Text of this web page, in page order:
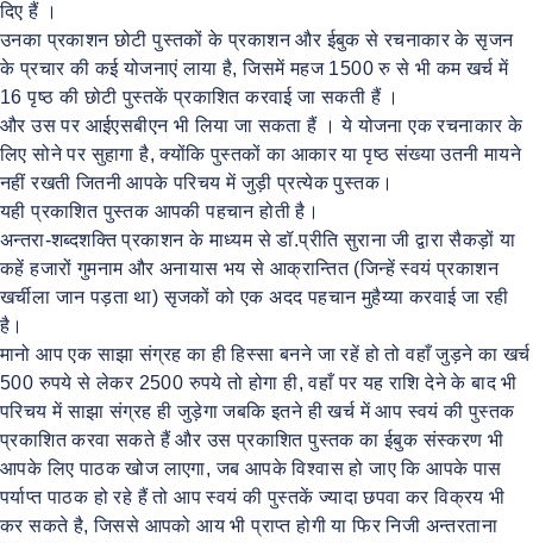
दिए हैं ।
उनका प्रकाशन छोटी पुस्तकों के प्रकाशन और ईबुक से रचनाकार के सृजन
के प्रचार की कई योजनाएं लाया है, जिसमें महज 1500 रु से भी कम खर्च में
16 पृष्ठ की छोटी पुस्तकें प्रकाशित करवाई जा सकती हैं ।
और उस पर आईएसबीएन भी लिया जा सकता हैं । ये योजना एक रचनाकार के
लिए सोने पर सुहागा है, क्योंकि पुस्तकों का आकार या पृष्ठ संख्या उतनी मायने
नहीं रखती जितनी आपके परिचय में जुड़ी प्रत्येक पुस्तक।
यही प्रकाशित पुस्तक आपकी पहचान होती है।
अन्तरा-शब्दशक्ति प्रकाशन के माध्यम से डॉ.प्रीति सुराना जी द्वारा सैकड़ों या
कहें हजारों गुमनाम और अनायास भय से आक्रान्तित (जिन्हें स्वयं प्रकाशन
खर्चीला जान पड़ता था) सृजकों को एक अदद पहचान मुहैय्या करवाई जा रही
है।
मानो आप एक साझा संग्रह का ही हिस्सा बनने जा रहें हो तो वहाँ जुड़ने का खर्च
500 रुपये से लेकर 2500 रुपये तो होगा ही, वहाँ पर यह राशि देने के बाद भी
परिचय में साझा संग्रह ही जुड़ेगा जबकि इतने ही खर्च में आप स्वयं की पुस्तक
प्रकाशित करवा सकते हैं और उस प्रकाशित पुस्तक का ईबुक संस्करण भी
आपके लिए पाठक खोज लाएगा, जब आपके विश्वास हो जाए कि आपके पास
पर्याप्त पाठक हो रहे हैं तो आप स्वयं की पुस्तकें ज्यादा छपवा कर विक्रय भी
कर सकते है, जिससे आपको आय भी प्राप्त होगी या फिर निजी अन्तरताना